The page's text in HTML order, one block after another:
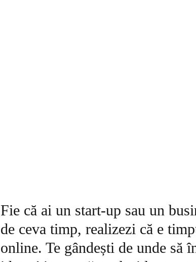
Fie că ai un start-up sau un
de ceva timp, realizezi că e
online. Te gândești de unde să